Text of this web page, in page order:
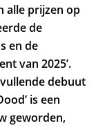
alle prijzen op
de
en de
van 2025’.
debuut
is een
geworden,